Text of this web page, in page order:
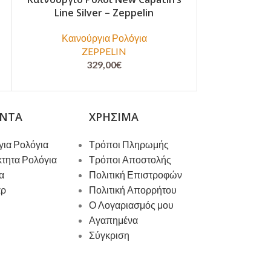
Line Silver – Zeppelin
Καινούργια Ρολόγια
ZEPPELIN
329,00€
Ρολόγια
Ρολόγια
ΧΡΉΣΙΜΑ
Τρόποι Πληρωμής
Τρόποι Αποστολής
Πολιτική Επιστροφών
Πολιτική Απορρήτου
Ο Λογαριασμός μου
Αγαπημένα
Σύγκριση